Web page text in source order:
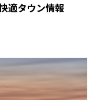
適タウン情報